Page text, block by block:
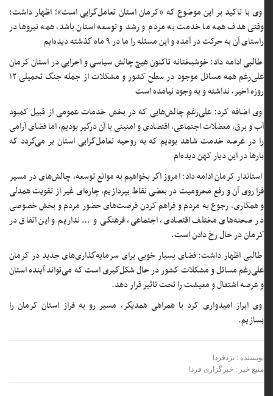
وی با تاکید بر این موضوع که «کرمان استان تعامل‌گرایی است»؛ اظهار داشت:
وقتی هدف همه ما خدمت به مردم و رشد و توسعه استان باشد، همه نیروها در
راستای آن به حرکت در آمده و این مسئله را ما در ۹ ماه گذشته دیده‌ایم
طالبی ادامه داد: خوشبختانه تاکنون هیچ چالش سیاسی و اجرایی در استان کرمان
علی‌رغم همه مسائل موجود در سطح کشور و مشکلات از جمله جنگ تحمیلی ۱۲
روزه اخیر، نداشته و به وجود نیامده است
وی اضافه کرد: علی‌رغم چالش‌هایی که در بخش خدمات عمومی از قبیل کمبود
آب و برق، معضلات اجتماعی، اقتصادی و امنیتی با آن درگیر بودیم، اما فضای آرامی
‌را در عرصه خدمت شاهد بودیم که به روحیه تعامل‌گرایی استان بر می‌گردد که
بارها در این دیار کهن دیده‌ام
استاندار کرمان ادامه داد: امروز اگر بخواهیم به موانع توسعه، چالش‌های در مسیر
فرا روی آن و رفع محرومیت در بعضی نقاط بپردازیم، چاره‌ای غیر از تقویت همدلی
و همکاری، رجوع به مردم و فراهم کردن فرصت‌های حضور مردم و بخش خصوصی
در صحنه‌های مختلف اقتصادی، اجتماعی، فرهنگی و … نداریم و این اتفاق در
کرمان در حال رخ دادن است.
طالبی اظهار داشت: فضای بسیار خوبی برای سرمایه‌گذاری‌های جدید در کرمان
علی‌رغم مسائل و مشکلات کشور در حال شکل‌گیری است که می‌تواند آینده استان
و عرصه اشتغال و معیشت را تحت تاثیر قرار دهد.
وی ابراز امیدواری کرد با همراهی همدیگر، مسیر رو به فراز استان کرمان را
بسازیم.
نویسنده : یزدفردا
منبع خبر : خبرگزاری فردا